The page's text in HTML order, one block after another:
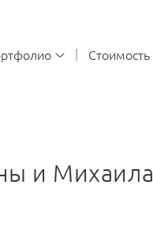
Стоимость
и Михаила